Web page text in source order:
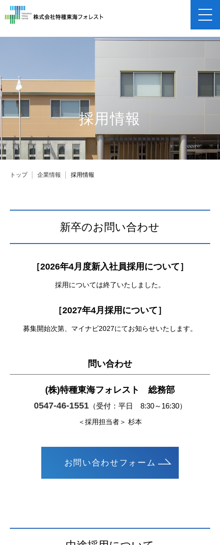
企業概要 事業紹介
保険申し込み
採用情報
南アルプスの自然 渓流釣り
登山者の皆様へ 交通アクセス
送迎バス
よくあるご質問
お問い合わせ
採用情報
トップ 企業情報 採用情報
新卒のお問い合わせ
［2026年4月度新入社員採用について］
採用については終了いたしました。
［2027年4月採用について］
募集開始次第、マイナビ2027にてお知らせいたします。
問い合わせ
(株)特種東海フォレスト 総務部
0547-46-1551（受付：平日 8:30～16:30）
＜採用担当者＞ 杉本
お問い合わせフォーム